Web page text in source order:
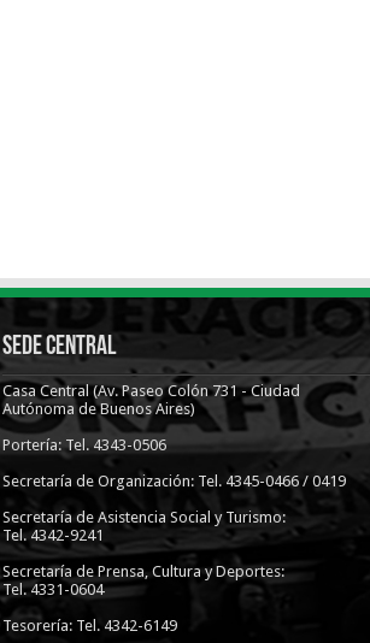
Sede Central
Casa Central (Av. Paseo Colón 731 - Ciudad
Autónoma de Buenos Aires)
Portería: Tel. 4343-0506
Secretaría de Organización: Tel. 4345-0466 / 0419
Secretaría de Asistencia Social y Turismo:
Tel. 4342-9241
Secretaría de Prensa, Cultura y Deportes:
Tel. 4331-0604
Tesorería: Tel. 4342-6149